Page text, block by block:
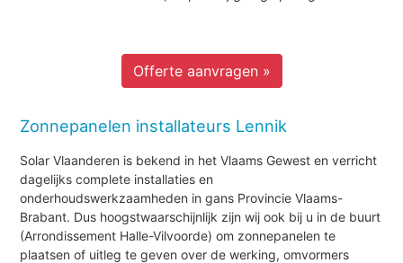
Offerte aanvragen »
Zonnepanelen installateurs Lennik
Solar Vlaanderen is bekend in het Vlaams Gewest en verricht
dagelijks complete installaties en
onderhoudswerkzaamheden in gans Provincie Vlaams-
Brabant. Dus hoogstwaarschijnlijk zijn wij ook bij u in de buurt
(Arrondissement Halle-Vilvoorde) om zonnepanelen te
plaatsen of uitleg te geven over de werking, omvormers